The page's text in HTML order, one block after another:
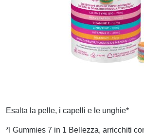
Esalta la pelle, i capelli e le unghie*
*I Gummies 7 in 1 Bellezza, arricchiti